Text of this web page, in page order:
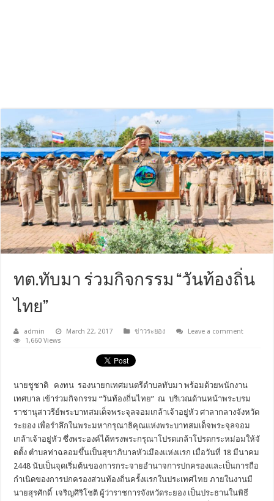
ทต.ทับมา ร่วมกิจกรรม “วันท้องถิ่น
ไทย”
admin March 22, 2017 ข่าวระยอง
Leave a comment
1,660 Views
นายชูชาติ คงทน รองนายกเทศมนตรีตำบลทับมา พร้อมด้วยพนักงาน
เทศบาล เข้าร่วมกิจกรรม “วันท้องถิ่นไทย” ณ บริเวณด้านหน้าพระบรม
ราชานุสาวรีย์พระบาทสมเด็จพระจุลจอมเกล้าเจ้าอยู่หัว ศาลากลางจังหวัด
ระยอง เพื่อรำลึกในพระมหากรุณาธิคุณแห่งพระบาทสมเด็จพระจุลจอม
เกล้าเจ้าอยู่หัว ซึ่งพระองค์ได้ทรงพระกรุณาโปรดเกล้าโปรดกระหม่อมให้จั
ดตั้ง ตำบลท่าฉลอมขึ้นเป็นสุขาภิบาลหัวเมืองแห่งแรก เมื่อวันที่ 18 มีนาคม
2448 นับเป็นจุดเริ่มต้นของการกระจายอำนาจการปกครองและเป็นการถือ
กำเนิดของการปกครองส่วนท้องถิ่นครั้งแรกในประเทศไทยภายในงานมี
นายสุรศักดิ์ เจริญศิริโชติ ผู้ว่าราชการจังหวัดระยอง เป็นประธานในพิธี